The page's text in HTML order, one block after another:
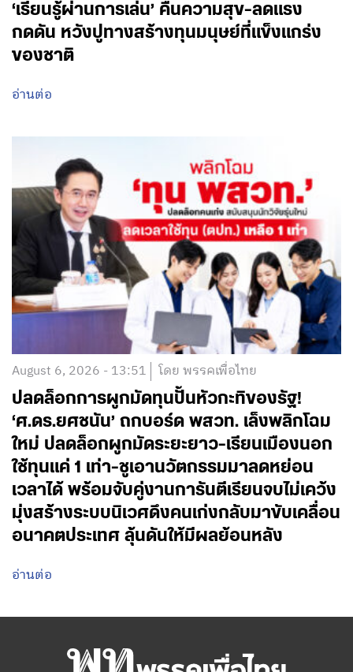
‘เรียนรู้ผ่านการเล่น’ คืนความสุข-ลดแรง
กดดัน หวังปูทางสร้างทุนมนุษย์ที่แข็งแกร่ง
ของชาติ
อ่านต่อ
August 6, 2026 - 13:51 โดย พรรคเพื่อไทย
ปลดล็อกการผูกมัดทุนปั้นหัวกะทิของรัฐ!
‘ศ.ดร.ยศชนัน’ ถกบอร์ด พสวท. เล็งพลิกโฉม
ใหม่ ปลดล็อกผูกมัดระยะยาว-เรียนเมืองนอก
ใช้ทุนแค่ 1 เท่า-ชูเอานวัตกรรมมาลดหย่อน
เวลาได้ พร้อมจับคู่งานการันตีเรียนจบไม่เคว้ง
มุ่งสร้างระบบนิเวศดึงคนเก่งกลับมาขับเคลื่อน
อนาคตประเทศ ลุ้นดันให้มีผลย้อนหลัง
อ่านต่อ